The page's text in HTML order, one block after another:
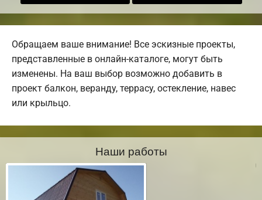
Обращаем ваше внимание! Все эскизные проекты,
представленные в онлайн-каталоге, могут быть
изменены. На ваш выбор возможно добавить в
проект балкон, веранду, террасу, остекление, навес
или крыльцо.
Наши работы